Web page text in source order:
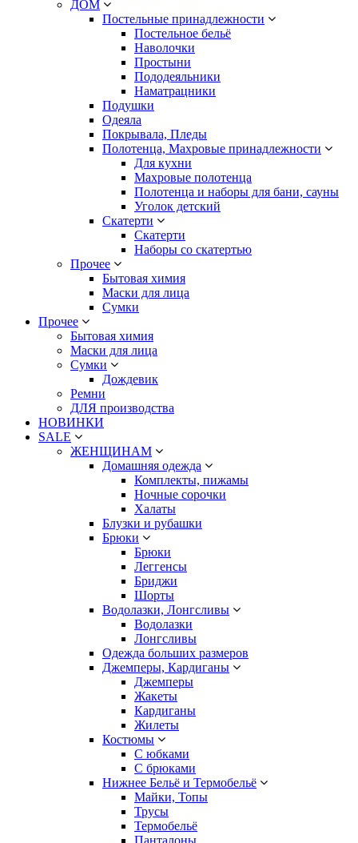
ДОМ
Постельные принадлежности
Постельное бельё
Наволочки
Простыни
Пододеяльники
Наматрацники
Подушки
Одеяла
Покрывала, Пледы
Полотенца, Махровые принадлежности
Для кухни
Махровые полотенца
Полотенца и наборы для бани, сауны
Уголок детский
Скатерти
Скатерти
Наборы со скатертью
Прочее
Бытовая химия
Маски для лица
Сумки
Прочее
Бытовая химия
Маски для лица
Сумки
Дождевик
Ремни
ДЛЯ производства
НОВИНКИ
SALE
ЖЕНЩИНАМ
Домашняя одежда
Комплекты, пижамы
Ночные сорочки
Халаты
Блузки и рубашки
Брюки
Брюки
Леггенсы
Бриджи
Шорты
Водолазки, Лонгсливы
Водолазки
Лонгсливы
Одежда больших размеров
Джемперы, Кардиганы
Джемперы
Жакеты
Кардиганы
Жилеты
Костюмы
С юбками
С брюками
Нижнее Бельё и Термобельё
Майки, Топы
Трусы
Термобельё
Панталоны